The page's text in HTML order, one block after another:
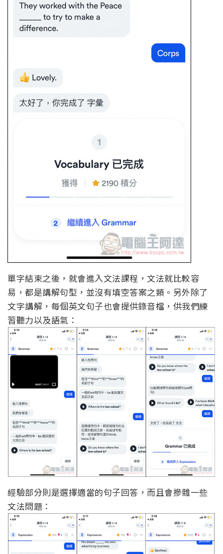
單字結束之後，就會進入文法課程，文法就比較容
易，都是講解句型，並沒有填空答案之類。另外除了
文字講解，每個英文句子也會提供錄音檔，供我們練
習聽力以及語氣：
經驗部分則是選擇適當的句子回答，而且會摻雜一些
文法問題：